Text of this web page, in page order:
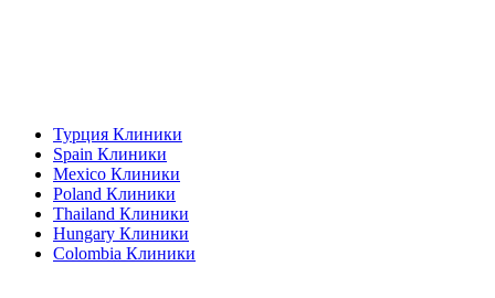
Турция Клиники
Spain Клиники
Mexico Клиники
Poland Клиники
Thailand Клиники
Hungary Клиники
Colombia Клиники